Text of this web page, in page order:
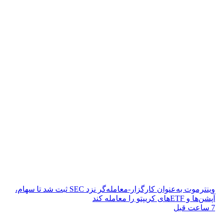
وینترموت به‌عنوان کارگزار-معامله‌گر نزد SEC ثبت شد تا سهام،
آپشن‌ها و ETFهای کریپتو را معامله کند
7 ساعت قبل